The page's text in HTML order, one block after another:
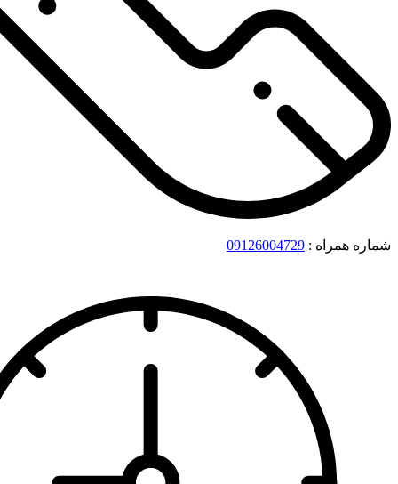
شماره همراه : 09126004729